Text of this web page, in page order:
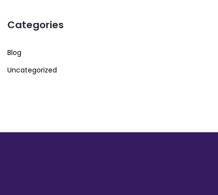
Categories
Blog
Uncategorized